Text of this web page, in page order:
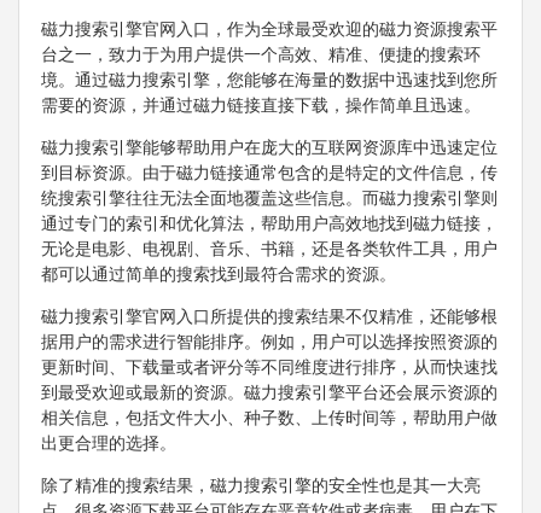
磁力搜索引擎官网入口，作为全球最受欢迎的磁力资源搜索平
台之一，致力于为用户提供一个高效、精准、便捷的搜索环
境。通过磁力搜索引擎，您能够在海量的数据中迅速找到您所
需要的资源，并通过磁力链接直接下载，操作简单且迅速。
磁力搜索引擎能够帮助用户在庞大的互联网资源库中迅速定位
到目标资源。由于磁力链接通常包含的是特定的文件信息，传
统搜索引擎往往无法全面地覆盖这些信息。而磁力搜索引擎则
通过专门的索引和优化算法，帮助用户高效地找到磁力链接，
无论是电影、电视剧、音乐、书籍，还是各类软件工具，用户
都可以通过简单的搜索找到最符合需求的资源。
磁力搜索引擎官网入口所提供的搜索结果不仅精准，还能够根
据用户的需求进行智能排序。例如，用户可以选择按照资源的
更新时间、下载量或者评分等不同维度进行排序，从而快速找
到最受欢迎或最新的资源。磁力搜索引擎平台还会展示资源的
相关信息，包括文件大小、种子数、上传时间等，帮助用户做
出更合理的选择。
除了精准的搜索结果，磁力搜索引擎的安全性也是其一大亮